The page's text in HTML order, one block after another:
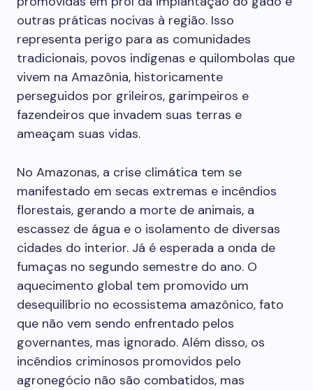
outras práticas nocivas à região. Isso
representa perigo para as comunidades
tradicionais, povos indígenas e quilombolas que
vivem na Amazônia, historicamente
perseguidos por grileiros, garimpeiros e
fazendeiros que invadem suas terras e
ameaçam suas vidas.
No Amazonas, a crise climática tem se
manifestado em secas extremas e incêndios
florestais, gerando a morte de animais, a
escassez de água e o isolamento de diversas
cidades do interior. Já é esperada a onda de
fumaças no segundo semestre do ano. O
aquecimento global tem promovido um
desequilíbrio no ecossistema amazônico, fato
que não vem sendo enfrentado pelos
governantes, mas ignorado. Além disso, os
incêndios criminosos promovidos pelo
agronegócio não são combatidos, mas